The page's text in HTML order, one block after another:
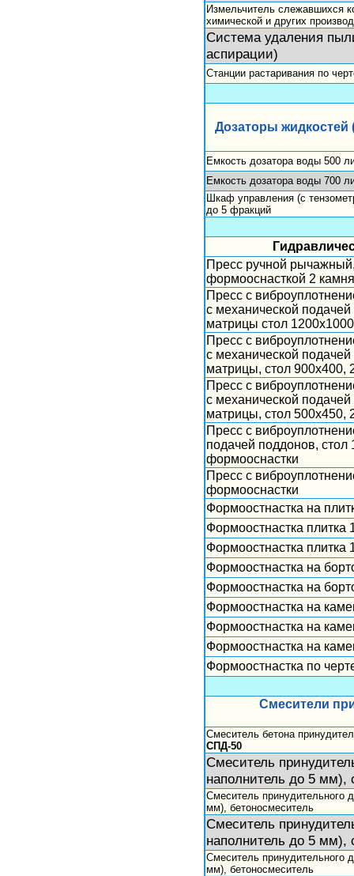
Измельчитель слежавшихся
химической и других
Система удаления
аспирации)
Станции растаривания по
Дозаторы
Емкость дозатора воды 500
Емкость дозатора воды 700
Шкаф управления (с
до 5 фракций
Пресс ручной
формооснасткой 2 камня
Пресс с
с механической
матрицы стол
Пресс с
с механической
матрицы, стол 900х400,
Пресс с
с механической
матрицы, стол 500х450,
Пресс с
подачей поддонов, стол
формооснастки
Пресс с
формооснастки
Формоостнастка на
Формоостнастка
Формоостнастка
Формоостнастка на
Формоостнастка на
Формоостнастка на
Формоостнастка на
Формоостнастка на
Формоостнастка по
Смесители
Смеситель бетона
СПД-50
Смеситель
наполнитель до 5 мм),
Смеситель принудительного
мм), бетоносмеситель
Смеситель
наполнитель до 5 мм),
Смеситель принудительного
мм), бетоносмеситель